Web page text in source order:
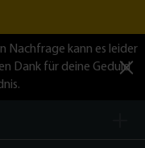
Nachfrage kann es leider
Dank für deine Geduld